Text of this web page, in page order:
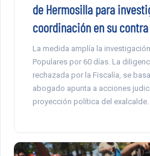
de Hermosilla para
coordinación en su contra
La medida amplía la
Populares por 60 días. La
rechazada por la Fiscalía, se
abogado apunta a acciones
proyección política del exalcalde.